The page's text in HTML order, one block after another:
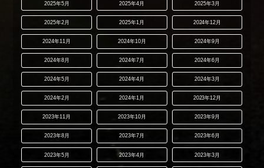
2025年5月 2025年4月 2025年3月
2025年2月 2025年1月 2024年12月
2024年11月 2024年10月 2024年9月
2024年8月 2024年7月 2024年6月
2024年5月 2024年4月 2024年3月
2024年2月 2024年1月 2023年12月
2023年11月 2023年10月 2023年9月
2023年8月 2023年7月 2023年6月
2023年5月 2023年4月 2023年3月